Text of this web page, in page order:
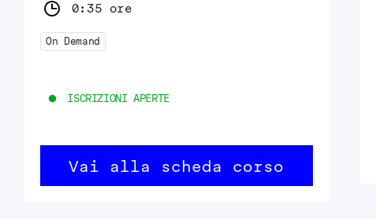
0:35 ore
On Demand
ISCRIZIONI APERTE
Vai alla scheda corso